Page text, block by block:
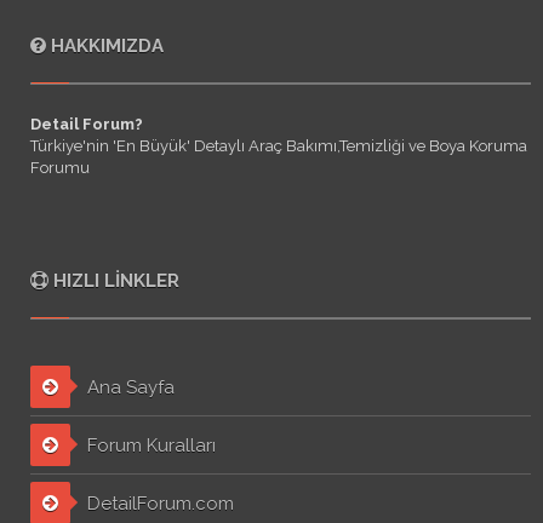
HAKKIMIZDA
Detail Forum?
Türkiye'nin 'En Büyük' Detaylı Araç Bakımı,Temizliği ve Boya Koruma
Forumu
HIZLI LINKLER
Ana Sayfa
Forum Kuralları
DetailForum.com